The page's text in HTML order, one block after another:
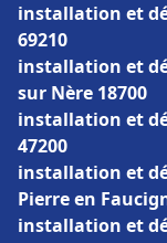
installation et
69210
installation et
sur Nère 18700
installation et
47200
installation et
Pierre en
installation et